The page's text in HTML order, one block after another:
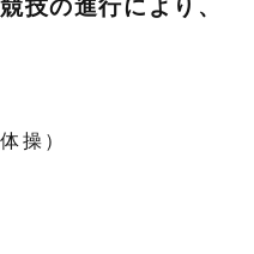
技の進行により、
操）